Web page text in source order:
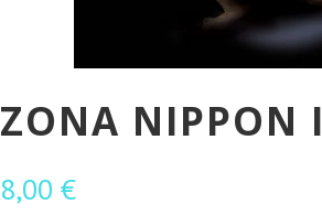
ZONA NIPPON I
8,00 €